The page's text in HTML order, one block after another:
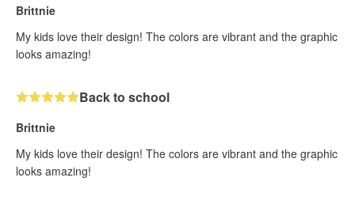
Brittnie
My kids love their design! The colors are vibrant and the graphic
looks amazing!
Back to school
Brittnie
My kids love their design! The colors are vibrant and the graphic
looks amazing!